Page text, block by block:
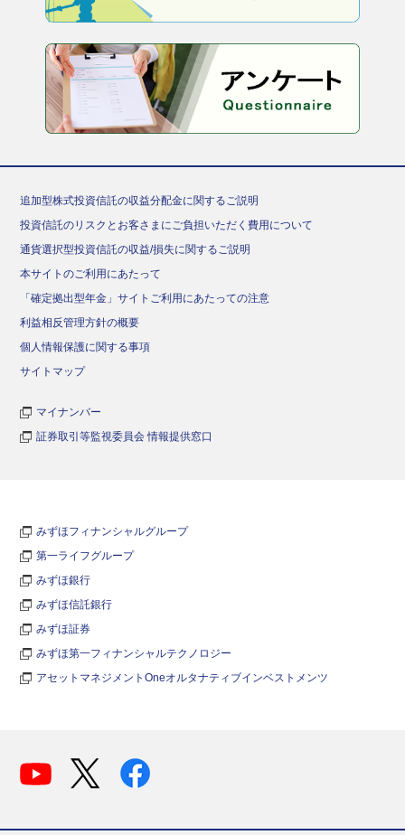
追加型株式投資信託の収益分配金に関するご説明
投資信託のリスクとお客さまにご負担いただく費用について
通貨選択型投資信託の収益/損失に関するご説明
本サイトのご利用にあたって
「確定拠出型年金」サイトご利用にあたっての注意
利益相反管理方針の概要
個人情報保護に関する事項
サイトマップ
マイナンバー
証券取引等監視委員会 情報提供窓口
みずほフィナンシャルグループ
第一ライフグループ
みずほ銀行
みずほ信託銀行
みずほ証券
みずほ第一フィナンシャルテクノロジー
アセットマネジメントOneオルタナティブインベストメンツ